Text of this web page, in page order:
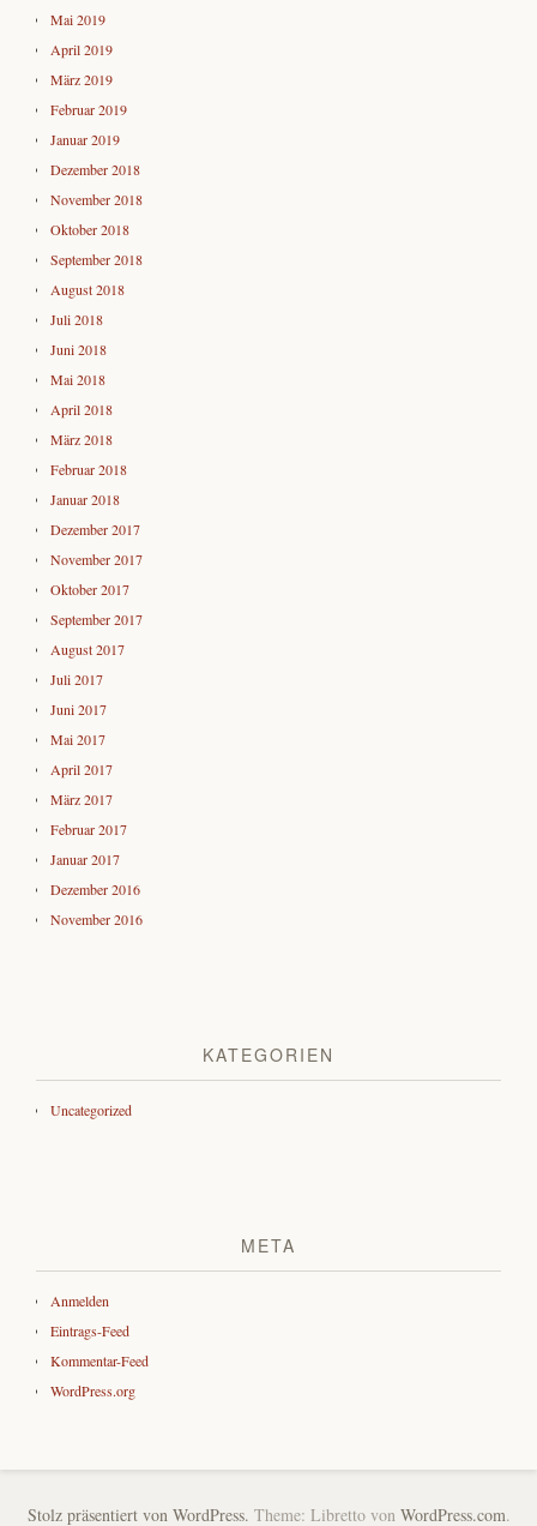
Mai 2019
April 2019
März 2019
Februar 2019
Januar 2019
Dezember 2018
November 2018
Oktober 2018
September 2018
August 2018
Juli 2018
Juni 2018
Mai 2018
April 2018
März 2018
Februar 2018
Januar 2018
Dezember 2017
November 2017
Oktober 2017
September 2017
August 2017
Juli 2017
Juni 2017
Mai 2017
April 2017
März 2017
Februar 2017
Januar 2017
Dezember 2016
November 2016
KATEGORIEN
Uncategorized
META
Anmelden
Eintrags-Feed
Kommentar-Feed
WordPress.org
Stolz präsentiert von WordPress. Theme: Libretto von WordPress.com.